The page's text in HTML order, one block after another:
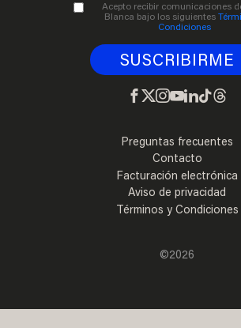
Preguntas frecuentes
Contacto
Facturación electrónica
Aviso de privacidad
Términos y Condiciones
©2026
Acepto recibir comunicaciones
Blanca bajo los siguientes
Condiciones